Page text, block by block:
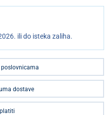
ili do isteka zaliha.
dostave